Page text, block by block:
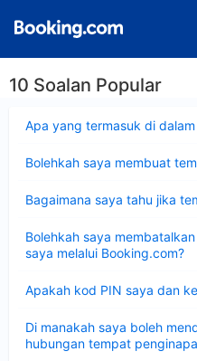
10 Soalan Popular
Apa yang termasuk di
Bolehkah saya membuat
Bagaimana saya tahu jika
Bolehkah saya
saya melalui Booking.com?
Apakah kod PIN saya dan
Di manakah saya boleh
hubungan tempat